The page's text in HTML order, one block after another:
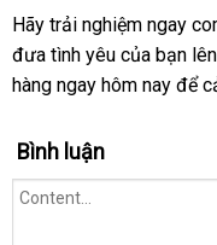
Hãy trải nghiệm ngay
đưa tình yêu của bạn
hàng ngay hôm nay để
Bình luận